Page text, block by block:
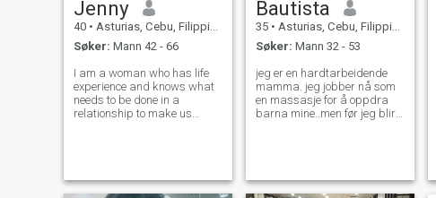
Jenny
40 • Asturias, Cebu, Filippinene
Søker: Mann 42 - 66
I am a woman who has life
experience and knows what
needs to be done in a
relationship to make us
man who makes a
commitment to
Bautista
35 • Asturias, Cebu, Filippinene
Søker: Mann 32 - 53
jeg er en hardtarbeidende
mamma. jeg jobber nå som
en massasje for å oppdra
barna mine..men før jeg blir
gikk hjem med ingen
komplett familie fordi